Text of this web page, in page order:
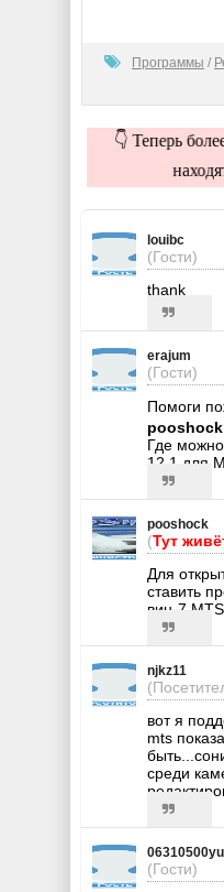
Программы /
👇 Теперь
louibc
(Гости)
thank
erajum
(Гости)
Помоги
pooshock
Где
12.1 для
pooshock
(Тут
Для
ставить
вин-7
njkz11
вот я
mts
среди
06310500yu
(Гости)